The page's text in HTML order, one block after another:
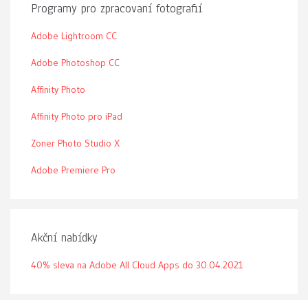
Programy pro zpracovaní fotografií
Adobe Lightroom CC
Adobe Photoshop CC
Affinity Photo
Affinity Photo pro iPad
Zoner Photo Studio X
Adobe Premiere Pro
Akční nabídky
40% sleva na Adobe All Cloud Apps do 30.04.2021